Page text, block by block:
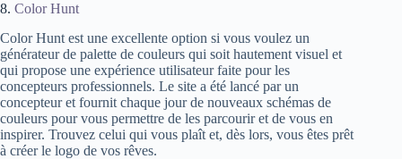
8. Color Hunt
Color Hunt est une excellente option si vous voulez un
générateur de palette de couleurs qui soit hautement visuel et
qui propose une expérience utilisateur faite pour les
concepteurs professionnels. Le site a été lancé par un
concepteur et fournit chaque jour de nouveaux schémas de
couleurs pour vous permettre de les parcourir et de vous en
inspirer. Trouvez celui qui vous plaît et, dès lors, vous êtes prêt
à créer le logo de vos rêves.